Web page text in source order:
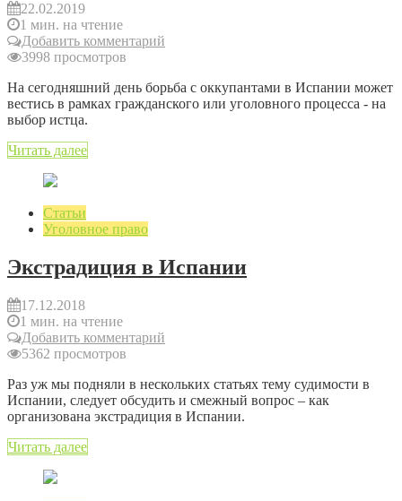
22.02.2019
1 мин. на чтение
Добавить комментарий
3998 просмотров
На сегодняшний день борьба с оккупантами в Испании может
вестись в рамках гражданского или уголовного процесса - на
выбор истца.
Читать далее
Статьи
Уголовное право
Экстрадиция в Испании
17.12.2018
1 мин. на чтение
Добавить комментарий
5362 просмотров
Раз уж мы подняли в нескольких статьях тему судимости в
Испании, следует обсудить и смежный вопрос – как
организована экстрадиция в Испании.
Читать далее